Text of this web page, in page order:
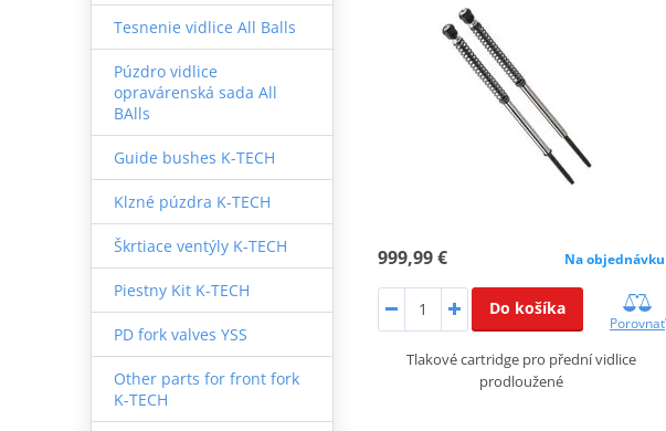
Tesnenie vidlice All Balls
Púzdro vidlice
opravárenská sada All
BAlls
Guide bushes K-TECH
Klzné púzdra K-TECH
Škrtiace ventýly K-TECH
Piestny Kit K-TECH
PD fork valves YSS
Other parts for front fork
K-TECH
999,99 € Na objednávku
Do košíka
Porovnať
Tlakové cartridge pro přední vidlice
prodloužené